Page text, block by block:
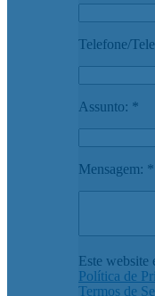
Telefone/
Assunto: *
Mensagem: *
Este
Política de
Termos de